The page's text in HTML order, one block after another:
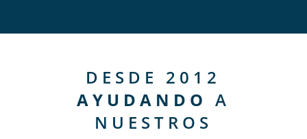
DESDE 2012
AYUDANDO A
NUESTROS